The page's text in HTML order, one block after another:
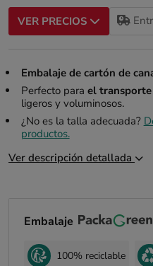
VER PRECIOS
Embalaje de cartón de
Perfecto para el
ligeros y voluminosos.
¿No es la talla adecuada?
productos.
Ver descripción detallada
Embalaje
100% reciclable